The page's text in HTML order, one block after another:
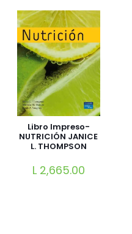
Libro Impreso-
NUTRICIÓN JANICE
L. THOMPSON
L 2,665.00